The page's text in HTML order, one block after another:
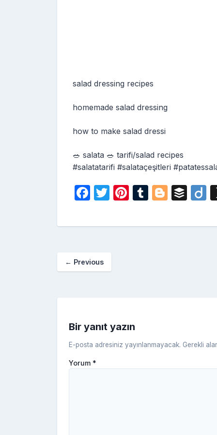
salad dressing recipes
homemade salad dressing
how to make salad dressi
🥗 salata 🥗 tarifi/salad recipes
#salatatarifi #salataçeşitleri
F
c
b
o
T
itt
Pi
er
T
m
Bl
g
B
fe o
← Previous
Bir yanıt yazın
E-posta adresiniz yayınlanmayacak. Gerekli
Yorum *